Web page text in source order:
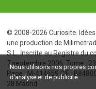
© 2008-2026 Curiosite.
une production de
S.L.. Inscrite au Registre du
7 septembre 2006. Tome :
Page : M-414659 CIF :
28 Madrid
Nous utilisons nos propres
d'analyse et de publicité.